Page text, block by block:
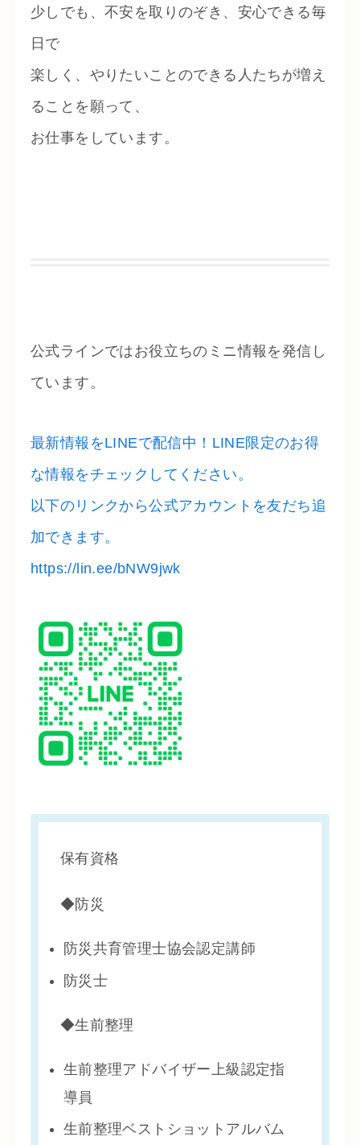
少しでも、不安を取りのぞき、安心できる毎
日で
楽しく、やりたいことのできる人たちが増え
ることを願って 、
お仕事をしています。
公式ラインではお役立ちのミニ情報を発信し
ています。
最新情報をLINEで配信中！LINE限定のお得
な情報をチェックしてください。
以下のリンクから公式アカウントを友だち追
加できます。
https://lin.ee/bNW9jwk
保有資格
◆防災
防災共育管理士協会認定講師
防災士
◆生前整理
生前整理アドバイザー上級認定指
導員
生前整理ベストショットアルバム